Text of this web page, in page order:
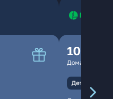
100
Домашний
Детали